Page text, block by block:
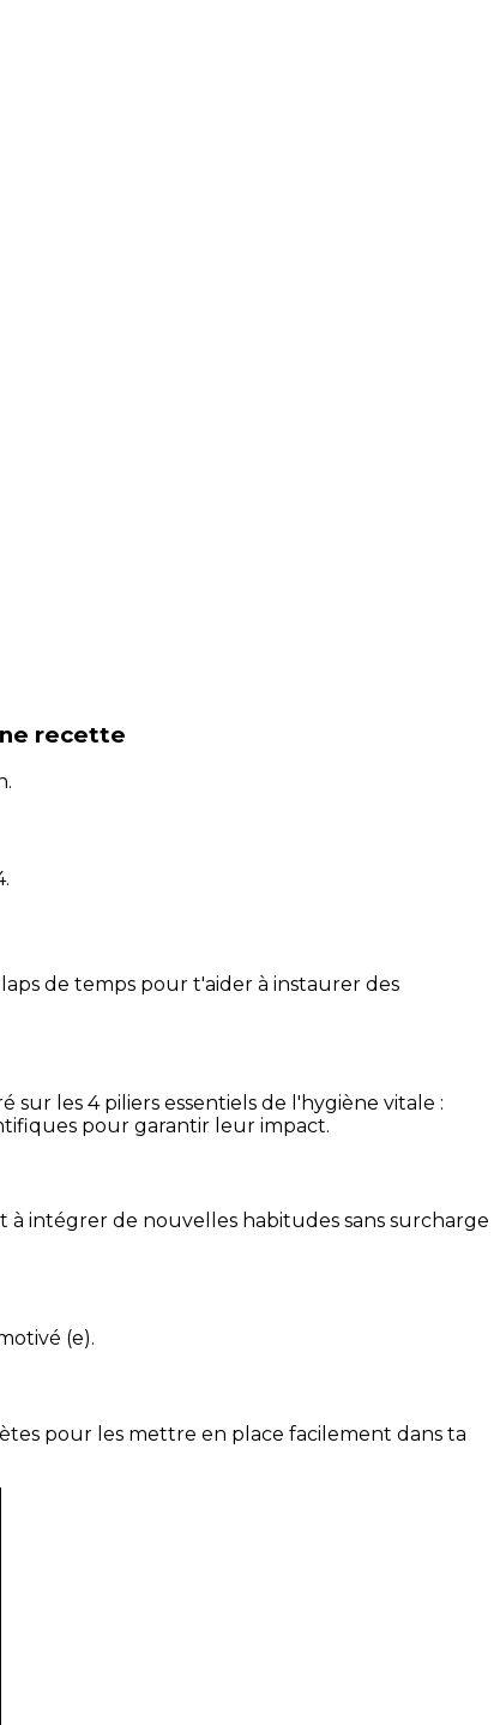
recette
.
de temps pour t'aider à instaurer des
les 4 piliers essentiels de l'hygiène vitale :
pour garantir leur impact.
à intégrer de nouvelles habitudes sans surcharge
(e).
pour les mettre en place facilement dans ta